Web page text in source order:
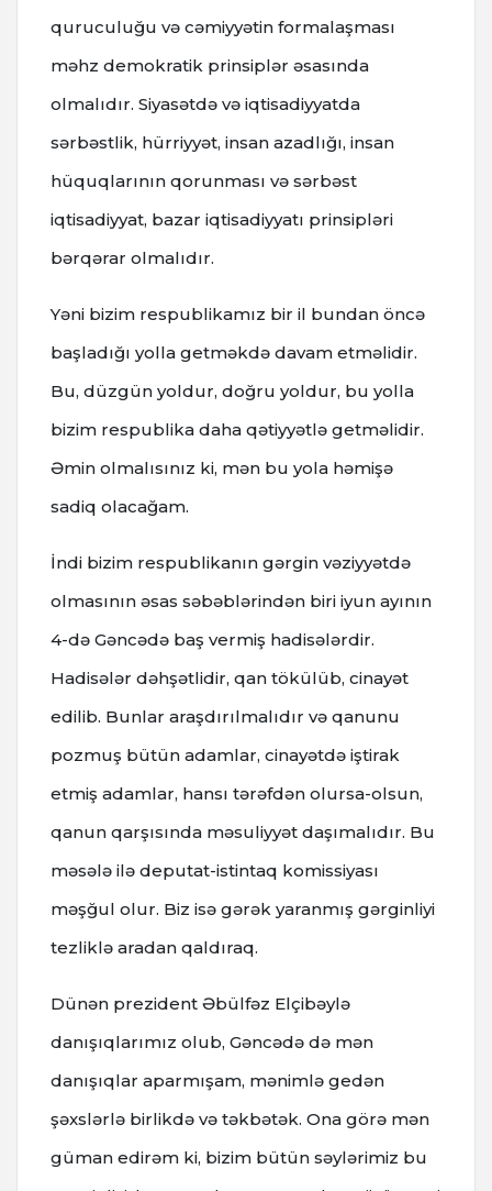
quruculuğu və cəmiyyətin formalaşması
məhz demokratik prinsiplər əsasında
olmalıdır. Siyasətdə və iqtisadiyyatda
sərbəstlik, hürriyyət, insan azadlığı, insan
hüquqlarının qorunması və sərbəst
iqtisadiyyat, bazar iqtisadiyyatı prinsipləri
bərqərar olmalıdır.
Yəni bizim respublikamız bir il bundan öncə
başladığı yolla getməkdə davam etməlidir.
Bu, düzgün yoldur, doğru yoldur, bu yolla
bizim respublika daha qətiyyətlə getməlidir.
Əmin olmalısınız ki, mən bu yola həmişə
sadiq olacağam.
İndi bizim respublikanın gərgin vəziyyətdə
olmasının əsas səbəblərindən biri iyun ayının
4-də Gəncədə baş vermiş hadisələrdir.
Hadisələr dəhşətlidir, qan tökülüb, cinayət
edilib. Bunlar araşdırılmalıdır və qanunu
pozmuş bütün adamlar, cinayətdə iştirak
etmiş adamlar, hansı tərəfdən olursa-olsun,
qanun qarşısında məsuliyyət daşımalıdır. Bu
məsələ ilə deputat-istintaq komissiyası
məşğul olur. Biz isə gərək yaranmış gərginliyi
tezliklə aradan qaldıraq.
Dünən prezident Əbülfəz Elçibəylə
danışıqlarımız olub, Gəncədə də mən
danışıqlar aparmışam, mənimlə gedən
şəxslərlə birlikdə və təkbətək. Ona görə mən
güman edirəm ki, bizim bütün səylərimiz bu